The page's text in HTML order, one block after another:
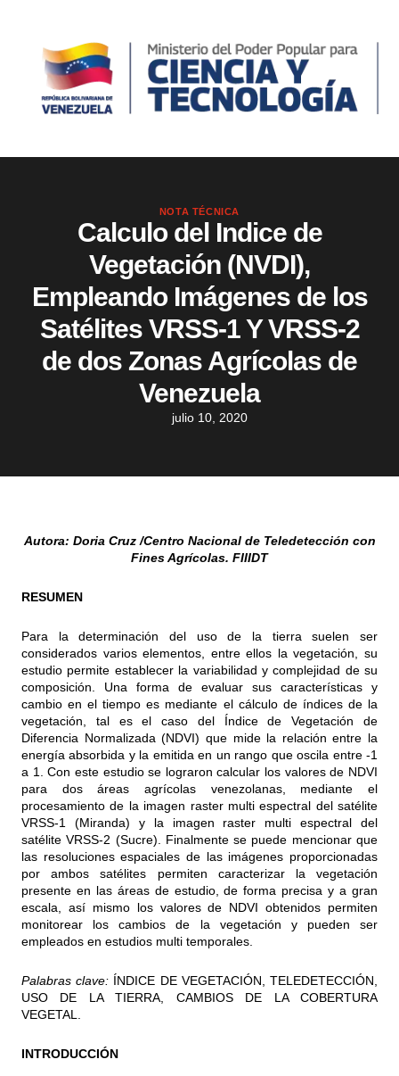
NOTA TÉCNICA
Calculo del Indice de
Vegetación (NVDI),
Empleando Imágenes de los
Satélites VRSS-1 Y VRSS-2
de dos Zonas Agrícolas de
Venezuela
julio 10, 2020
Autora: Doria Cruz /Centro Nacional de Teledetección con
Fines Agrícolas. FIIIDT
RESUMEN
Para la determinación del uso de la tierra suelen ser
considerados varios elementos, entre ellos la vegetación, su
estudio permite establecer la variabilidad y complejidad de su
composición. Una forma de evaluar sus características y
cambio en el tiempo es mediante el cálculo de índices de la
vegetación, tal es el caso del Índice de Vegetación de
Diferencia Normalizada (NDVI) que mide la relación entre la
energía absorbida y la emitida en un rango que oscila entre -1
a 1. Con este estudio se lograron calcular los valores de NDVI
para dos áreas agrícolas venezolanas, mediante el
procesamiento de la imagen raster multi espectral del satélite
VRSS-1 (Miranda) y la imagen raster multi espectral del
satélite VRSS-2 (Sucre). Finalmente se puede mencionar que
las resoluciones espaciales de las imágenes proporcionadas
por ambos satélites permiten caracterizar la vegetación
presente en las áreas de estudio, de forma precisa y a gran
escala, así mismo los valores de NDVI obtenidos permiten
monitorear los cambios de la vegetación y pueden ser
empleados en estudios multi temporales.
Palabras clave: ÍNDICE DE VEGETACIÓN, TELEDETECCIÓN,
USO DE LA TIERRA, CAMBIOS DE LA COBERTURA
VEGETAL.
INTRODUCCIÓN